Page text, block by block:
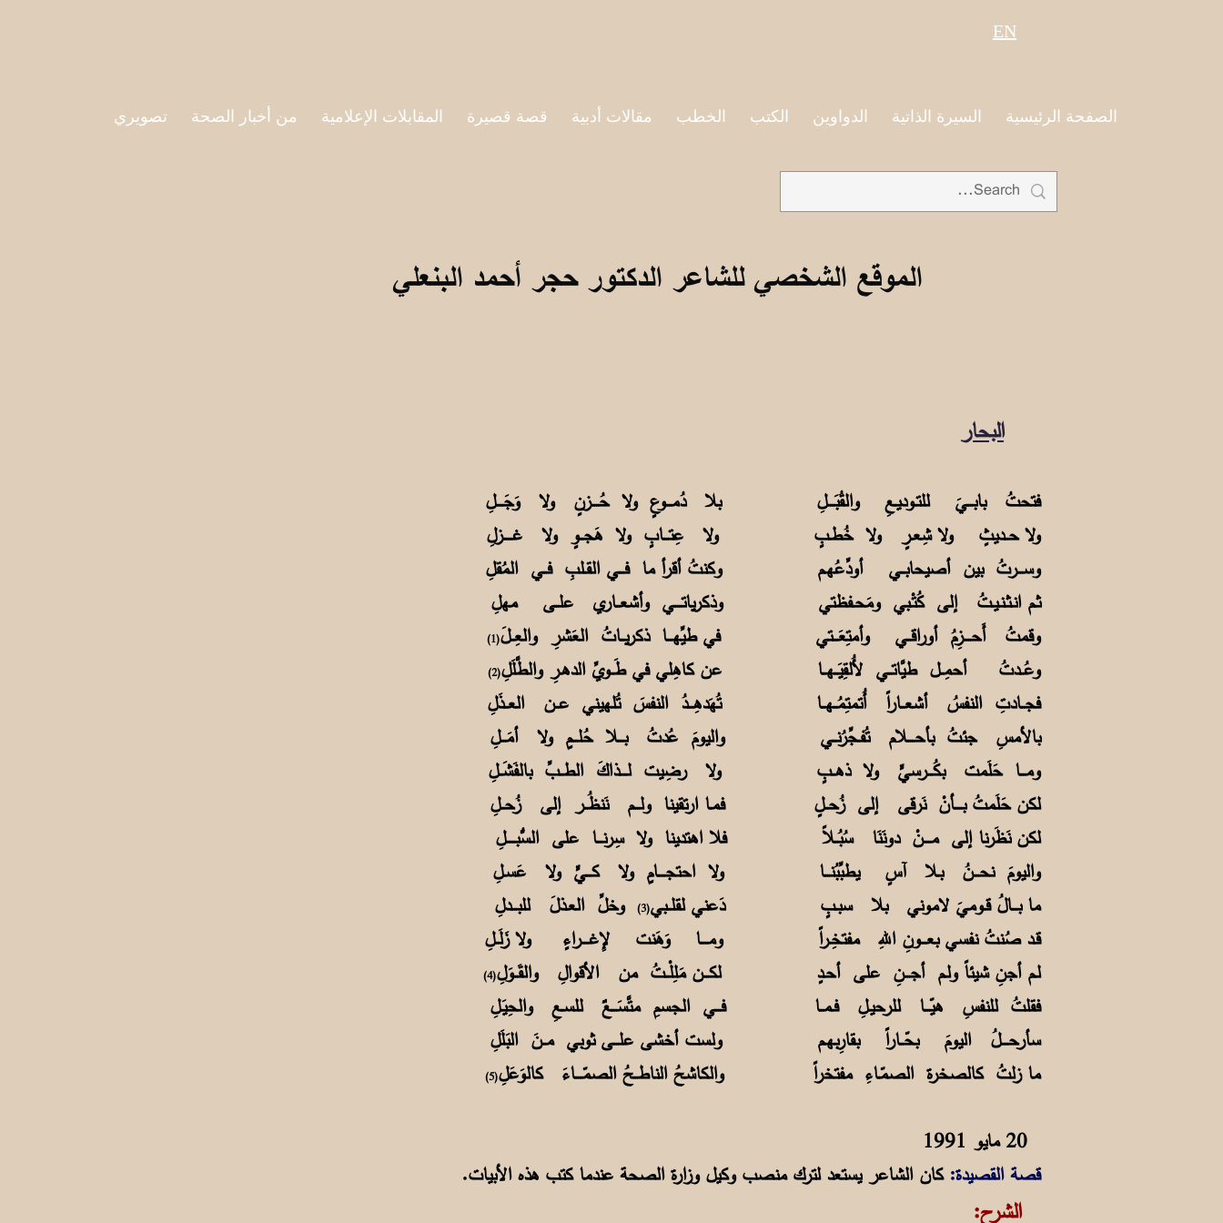
EN
الصفحة الرئيسية السيرة الذاتية الدواوين الكتب الخطب مقالات أدبية قصة قصيرة المقابلات الإعلامية من أخبار الصحة تصويري
الموقع الشخصي للشاعر الدكتور حجر أحمد البنعلي
البحار
فتحتُ بابـــيَ للتـوديـعِ والقُبَــــلِ بلا دُمـــوعٍ ولا حُــــزنٍ ولا وَجَــــلِ
ولا حــديثٍ ولا شِعـرٍ ولا خُطـبٍ ولا عِتـــابٍ ولا هَجــوٍ ولا غـــــزلِ
وســـرتُ بين أصيحابــي أودِّعُهـم وكنتُ أقرأ ما فـــي القـلبِ فــي المُقلِ
ثـم انـثـنـيـتُ إلى كُتْـبي ومَحـفظتي وذكرياتــــي وأشعــاري علــى مهلِ
وقمتُ أَحــــزِمُ أوراقــي وأمتِعَـــتي في طيِّهـــا ذكريــاتُ العَشرِ والعِــلَ(1)
وعُــدتُ أحمِــل طيَّاتــي لأُلقِيَــهــا عن كاهِلي في طَــويِّ الدهـرِ والطَّلَلِ(2)
فجــادتِ النفسُ أشعــاراً أُتمتِمُــهــا تُهَدهِـــدُ النفسَ تُلهيني عــن العــذَلِ
بالأمسِ جئتُ بأحــــلام تُفـجِّرُنــي واليومَ عُدتُ بـــلا حُلـــمٍ ولا أمَـــلِ
ومـــا حَلَمت بكُـــرسيٍّ ولا ذهــبٍ ولا رضِيت لــــذاكَ الطــبِّ بالفَشَــلِ
لكن حَلَمتُ بــــأنْ نَرقى إلى زُحــلٍ فمـا ارتقينا ولـــم نَنظُــر إلى زُحــلِ
لكن نَظَرنا إلى مــــنْ دونَنَا سُبُــلاً فلا اهتدينا ولا سِرنـــا على السُّبـــــلِ
واليومَ نحـــنُ بـلا آسٍ يطبِّبُنـــا ولا احتجــــامٍ ولا كـــيٍّ ولا عَسـلِ
ما بـــالُ قـوميَ لاموني بلا سبـبٍ دَعني لقلــبي(3)
وخلِّ العـذلَ للبـــدلِ
قـد صُنتُ نفسي بعـــونِ اللهِ مفتخِـراً ومــــا وَهَنت لإِغــــراءٍ ولا زَلَــلِ
لـم أجنِ شيئاً ولـم أجـــنِ على أحـدٍ لكـــن مَلِلْــتُ من الأقوالِ والقَــوَلِ(4)
فقلتُ للنفسِ هيّـــا للرحيـلِ فـمــا فـــي الجسمِ متَّسَـــعٌ للسـعِ والحِيَـلِ
سأرحــــلُ اليومَ بحّــاراً بقارِبهـم ولست أخشى علـــى ثوبي مــنَ البَلَلِ
ما زلتُ كالصخرة الصمّـاءِ مفتخراً والكاشحُ الناطــحُ الصمّــــاءَ كالوَعَلِ(5)
قصة القصيدة:كان الشاعر يستعد لترك منصب وكيل وزارة الصحة عندما كتب هذه الأبيات.
الشرح: